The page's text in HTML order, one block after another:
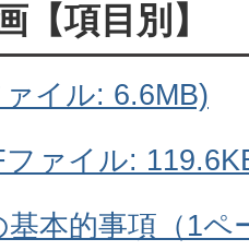
【項目別】
イル: 6.6MB)
ァイル:
基本的事項（1